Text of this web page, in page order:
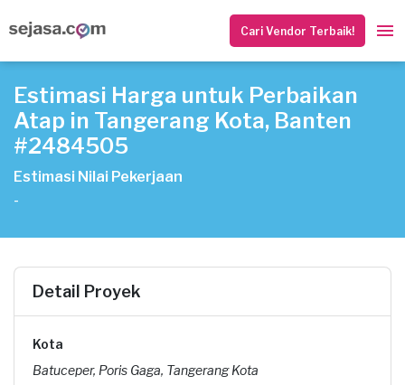
Cari Vendor Terbaik!
Estimasi Harga untuk Perbaikan
Atap in Tangerang Kota, Banten
#2484505
Estimasi Nilai Pekerjaan
-
Detail Proyek
Kota
Batuceper, Poris Gaga, Tangerang Kota